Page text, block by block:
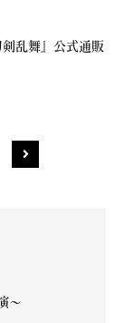
乱舞』公式通販
～